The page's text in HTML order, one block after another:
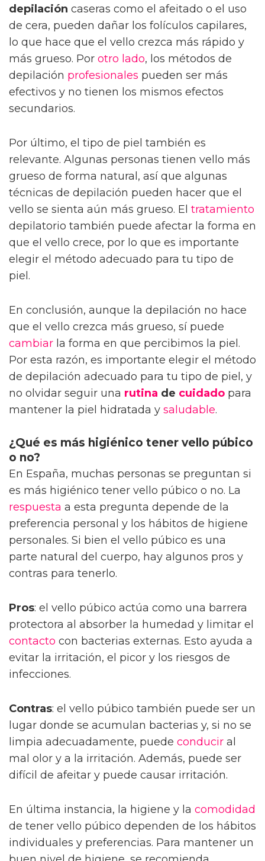
depilación caseras como el afeitado o el uso
de cera, pueden dañar los folículos capilares,
lo que hace que el vello crezca más rápido y
más grueso. Por otro lado, los métodos de
depilación profesionales pueden ser más
efectivos y no tienen los mismos efectos
secundarios.
Por último, el tipo de piel también es
relevante. Algunas personas tienen vello más
grueso de forma natural, así que algunas
técnicas de depilación pueden hacer que el
vello se sienta aún más grueso. El tratamiento
depilatorio también puede afectar la forma en
que el vello crece, por lo que es importante
elegir el método adecuado para tu tipo de
piel.
En conclusión, aunque la depilación no hace
que el vello crezca más grueso, sí puede
cambiar la forma en que percibimos la piel.
Por esta razón, es importante elegir el método
de depilación adecuado para tu tipo de piel, y
no olvidar seguir una rutina de cuidado para
mantener la piel hidratada y saludable.
¿Qué es más higiénico tener vello púbico
o no?
En España, muchas personas se preguntan si
es más higiénico tener vello púbico o no. La
respuesta a esta pregunta depende de la
preferencia personal y los hábitos de higiene
personales. Si bien el vello púbico es una
parte natural del cuerpo, hay algunos pros y
contras para tenerlo.
Pros: el vello púbico actúa como una barrera
protectora al absorber la humedad y limitar el
contacto con bacterias externas. Esto ayuda a
evitar la irritación, el picor y los riesgos de
infecciones.
Contras: el vello púbico también puede ser un
lugar donde se acumulan bacterias y, si no se
limpia adecuadamente, puede conducir al
mal olor y a la irritación. Además, puede ser
difícil de afeitar y puede causar irritación.
En última instancia, la higiene y la comodidad
de tener vello púbico dependen de los hábitos
individuales y preferencias. Para mantener un